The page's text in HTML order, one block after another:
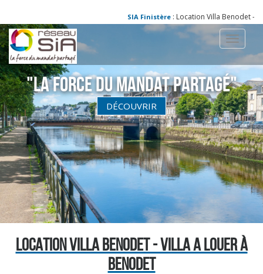
SIA Finistère: Location Villa Benodet -
Toggle
"La Force du Mandat partagé"
DÉCOUVRIR
LOCATION VILLA BENODET - VILLA A LOUER À
BENODET